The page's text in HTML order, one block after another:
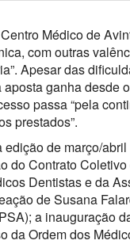
Médico de
com outras
Apesar das
ganha desde
passa “pela
prestados”.
de março/
do Contrato
Dentistas e da
de Susana
a inauguração
da Ordem dos